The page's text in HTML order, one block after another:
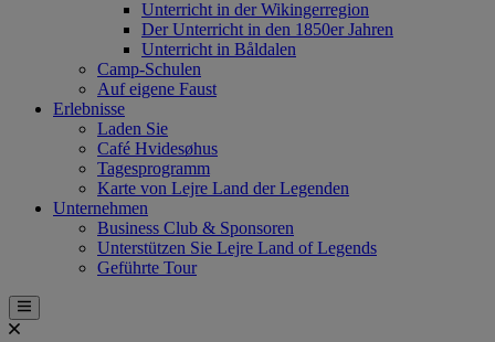
Unterricht in der Wikingerregion
Der Unterricht in den 1850er Jahren
Unterricht in Båldalen
Camp-Schulen
Auf eigene Faust
Erlebnisse
Laden Sie
Café Hvidesøhus
Tagesprogramm
Karte von Lejre Land der Legenden
Unternehmen
Business Club & Sponsoren
Unterstützen Sie Lejre Land of Legends
Geführte Tour